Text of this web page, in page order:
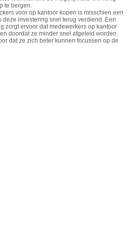
te bergen.
voor op kantoor kopen is misschien een
deze investering snel terug verdiend. Een
zorgt ervoor dat medewerkers op kantoor
doordat ze minder snel afgeleid worden.
dat ze zich beter kunnen focussen op de